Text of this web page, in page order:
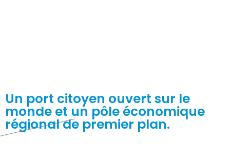
Un port citoyen ouvert sur le
monde et un pôle économique
régional de premier plan.